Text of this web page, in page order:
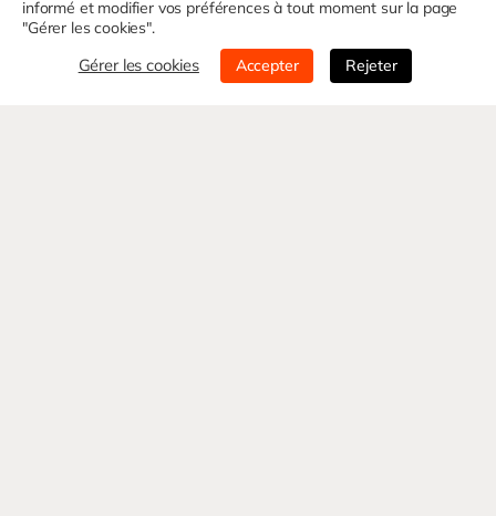
informé et modifier vos préférences à tout moment sur la page
"Gérer les cookies".
Gérer les cookies Accepter Rejeter